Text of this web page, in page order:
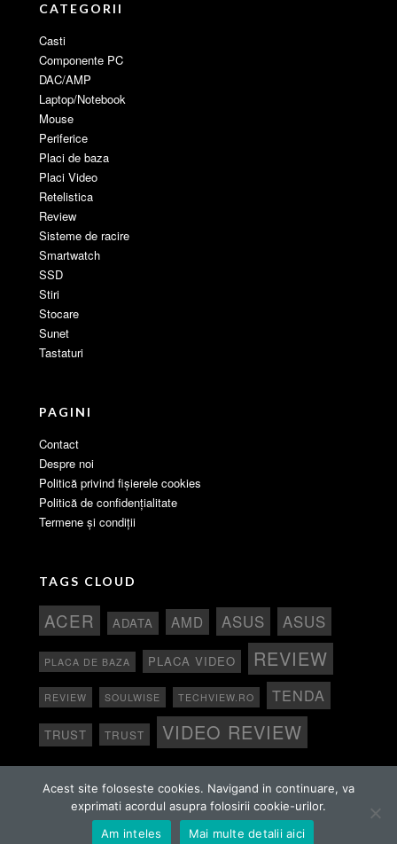
CATEGORII
Casti
Componente PC
DAC/AMP
Laptop/Notebook
Mouse
Periferice
Placi de baza
Placi Video
Retelistica
Review
Sisteme de racire
Smartwatch
SSD
Stiri
Stocare
Sunet
Tastaturi
PAGINI
Contact
Despre noi
Politică privind fișierele cookies
Politică de confidențialitate
Termene și condiții
TAGS CLOUD
ACER ADATA AMD ASUS ASUS
PLACA DE BAZA PLACA VIDEO REVIEW
REVIEW SOULWISE TECHVIEW.RO TENDA
TRUST TRUST VIDEO REVIEW
Copyright 2015 - 2024 TechView Toate drepturile rezervate.
Acest site foloseste cookies. Navigand in continuare, va
exprimati acordul asupra folosirii cookie-urilor.
Am inteles
Mai multe detalii aici